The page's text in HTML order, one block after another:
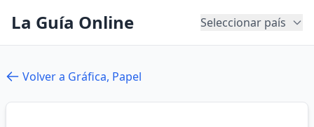
La Guía Online Seleccionar país
Volver a Gráfica, Papel